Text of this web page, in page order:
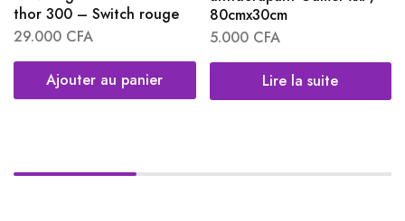
thor 300 – Switch rouge
29.000 CFA
Ajouter au panier
80cmx30cm
5.000 CFA
Lire la suite